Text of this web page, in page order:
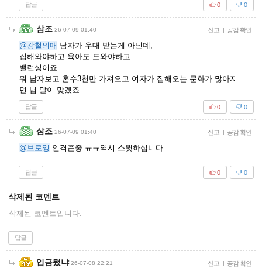
답글 0
0
삼조 26-07-09 01:40 신고 | 공감 확인
@강철의매 남자가 우대 받는게 아닌데;
집해와야하고 육아도 도와야하고
밸런싱이죠
뭐 남자보고 혼수3천만 가져오고 여자가 집해오는 문화가 많아지
면 님 말이 맞겠죠
답글 0
0
삼조 26-07-09 01:40 신고 | 공감 확인
@브로잉 인격존중 ㅠㅠ역시 스윗하십니다
답글 0
0
삭제된 코멘트
삭제된 코멘트입니다.
답글
입금됐냐 26-07-08 22:21 신고 | 공감 확인